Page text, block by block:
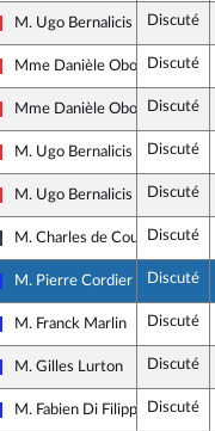
La France insoumise
M. Ugo Bernalicis Discuté
La France insoumise
Mme Danièle ObonoDiscuté
La France insoumise
Mme Danièle ObonoDiscuté
La France insoumise
M. Ugo Bernalicis Discuté
La France insoumise
M. Ugo Bernalicis Discuté
UDI, Agir et Indépendants
M. Charles de CoursonDiscuté
Les Républicains
M. Pierre Cordier Discuté
Les Républicains
M. Franck Marlin Discuté
Les Républicains
M. Gilles Lurton Discuté
Les Républicains
M. Fabien Di Filippo Discuté